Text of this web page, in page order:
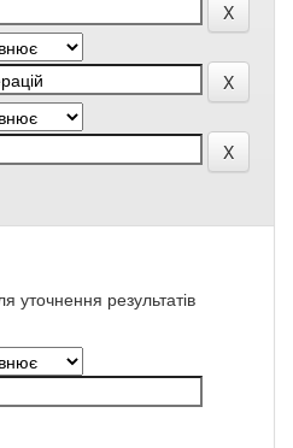
уточнення результатів